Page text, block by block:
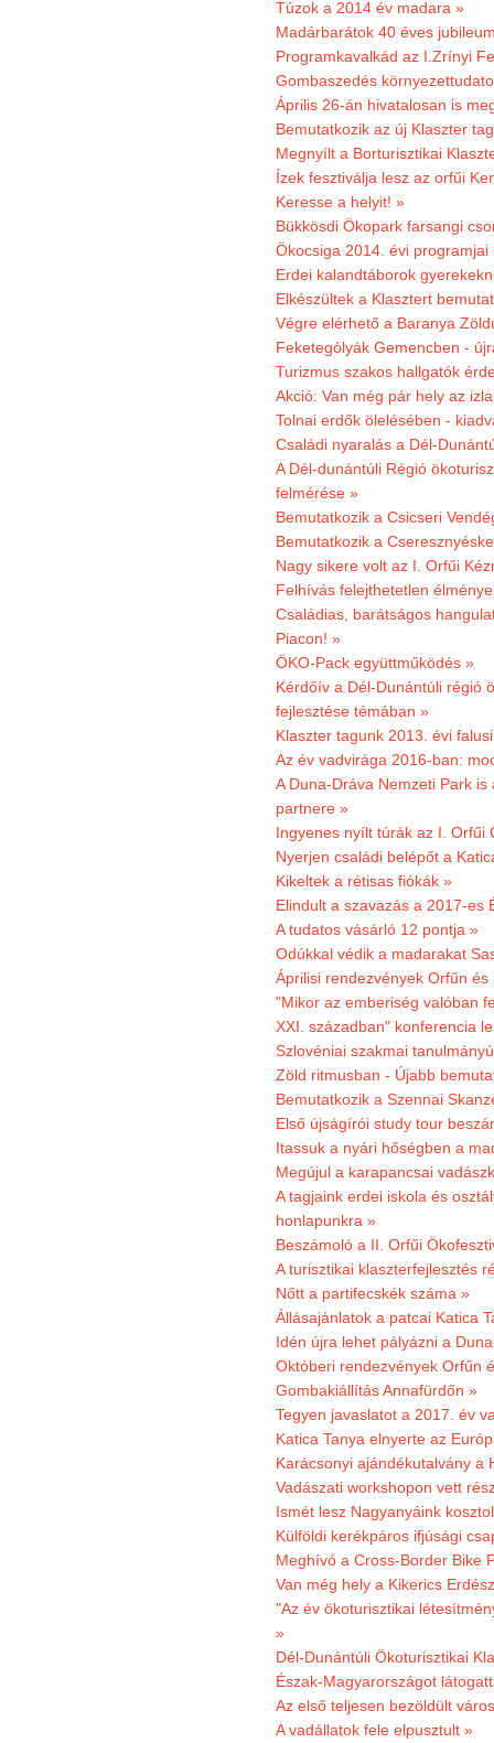
Túzok a 2014 év madara »
Madárbarátok 40 éves
Programkavalkád az I.Zrínyi
Gombaszedés
Április 26-án hivatalosan is
Bemutatkozik az új Klaszter
Megnyílt a Borturisztikai
Ízek fesztiválja lesz az orfűi
Keresse a helyit! »
Bükkösdi Ökopark farsangi
Ökocsiga 2014. évi programjai
Erdei kalandtáborok
Elkészültek a Klasztert
Végre elérhető a Baranya
Feketególyák Gemencben -
Turizmus szakos hallgatók
Akció: Van még pár hely az
Tolnai erdők ölelésében -
Családi nyaralás a Dél-
A Dél-dunántúli Régió
felmérése »
Bemutatkozik a Csicseri
Bemutatkozik a
Nagy sikere volt az I. Orfűi
Felhívás felejthetetlen
Családias, barátságos
Piacon! »
ÖKO-Pack együttműködés »
Kérdőív a Dél-Dunántúli régió
fejlesztése témában »
Klaszter tagunk 2013. évi
Az év vadvirága 2016-ban:
A Duna-Dráva Nemzeti Park
partnere »
Ingyenes nyílt túrák az I. Orfűi
Nyerjen családi belépőt a
Kikeltek a rétisas fiókák »
Elindult a szavazás a 2017-es
A tudatos vásárló 12 pontja »
Odúkkal védik a madarakat
Áprilisi rendezvények Orfűn és
"Mikor az emberiség valóban
XXI. században" konferencia
Szlovéniai szakmai
Zöld ritmusban - Újabb
Bemutatkozik a Szennai
Első újságírói study tour
Itassuk a nyári hőségben a
Megújul a karapancsai
A tagjaink erdei iskola és
honlapunkra »
Beszámoló a II. Orfűi
A turisztikai klaszterfejlesztés
Nőtt a partifecskék száma »
Állásajánlatok a patcai Katica
Idén újra lehet pályázni a
Októberi rendezvények Orfűn
Gombakiállítás Annafürdőn »
Tegyen javaslatot a 2017. év
Katica Tanya elnyerte az
Karácsonyi ajándékutalvány a
Vadászati workshopon vett
Ismét lesz Nagyanyáink
Külföldi kerékpáros ifjúsági
Meghívó a Cross-Border Bike
Van még hely a Kikerics
"Az év ökoturisztikai
»
Dél-Dunántúli Ökoturisztikai
Észak-Magyarországot
Az első teljesen bezöldült
A vadállatok fele elpusztult »